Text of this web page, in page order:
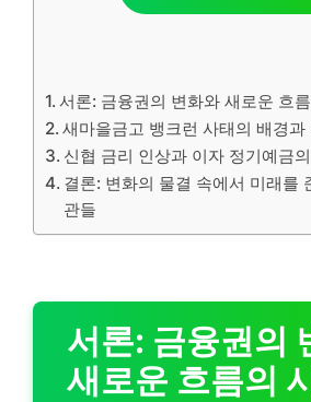
서론: 금융권의 변화와 새로운 흐
새마을금고 뱅크런 사태의 배경과
신협 금리 인상과 이자 정기예금
결론: 변화의 물결 속에서 미래를
관들
서론: 금융권의
새로운 흐름의